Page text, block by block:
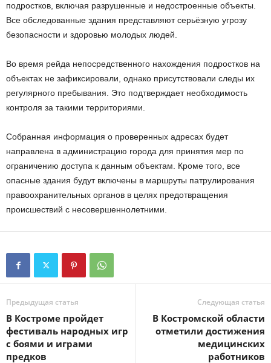
подростков, включая разрушенные и недостроенные объекты.
Все обследованные здания представляют серьёзную угрозу
безопасности и здоровью молодых людей.
Во время рейда непосредственного нахождения подростков на
объектах не зафиксировали, однако присутствовали следы их
регулярного пребывания. Это подтверждает необходимость
контроля за такими территориями.
Собранная информация о проверенных адресах будет
направлена в администрацию города для принятия мер по
ограничению доступа к данным объектам. Кроме того, все
опасные здания будут включены в маршруты патрулирования
правоохранительных органов в целях предотвращения
происшествий с несовершеннолетними.
Предыдущая статья
В Костроме пройдет
фестиваль народных игр
с боями и играми
предков
Следующая статья
В Костромской области
отметили достижения
медицинских
работников